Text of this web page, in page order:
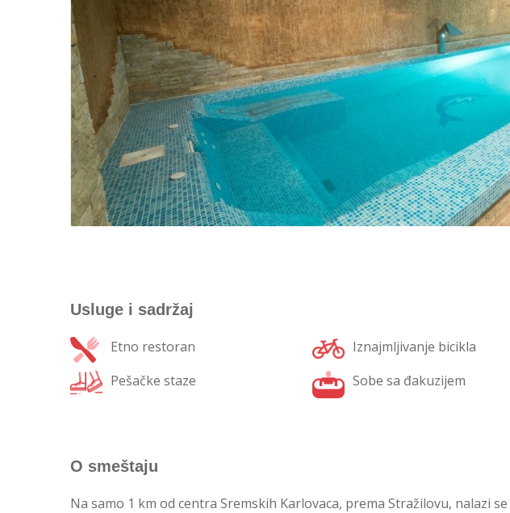
Usluge i sadržaj
Etno restoran Iznajmljivanje bicikla
Pešačke staze
Sobe sa đakuzijem
O smeštaju
Na samo 1 km od centra Sremskih Karlovaca, prema Stražilovu, nalazi se